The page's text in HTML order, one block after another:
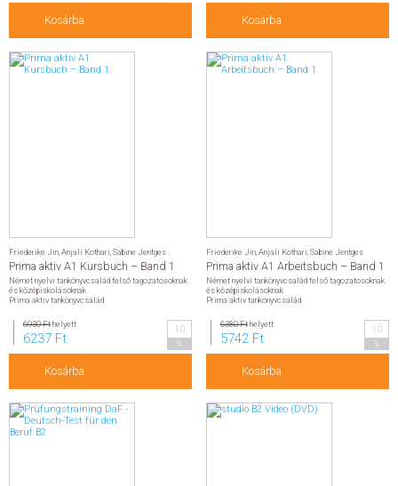
Kosárba Kosárba
Friederike Jin Anjali Kothari Sabine Jentges
Prima aktiv A1 Kursbuch – Band 1
Német nyelvi tankönyvcsalád felső tagozatosoknak
és középiskolásoknak
Prima aktiv tankönyvcsalád
6930 Fthelyett
6237 Ft
10
Kosárba
Friederike Jin Anjali Kothari Sabine Jentges
Prima aktiv A1 Arbeitsbuch – Band 1
Német nyelvi tankönyvcsalád felső tagozatosoknak
és középiskolásoknak
Prima aktiv tankönyvcsalád
6380 Fthelyett
5742 Ft
10
Kosárba